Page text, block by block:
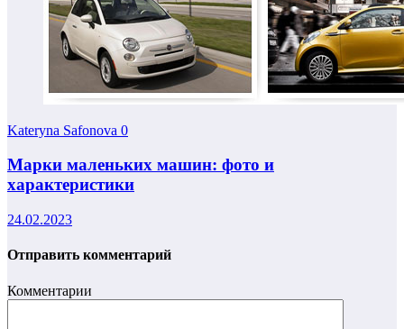
Kateryna Safonova 0
Марки маленьких машин: фото и
характеристики
24.02.2023
Отправить комментарий
Комментарии